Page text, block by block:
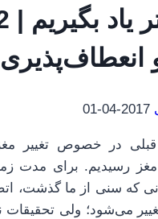
2017-04-01
در خصوص تغییر مغز
مغز رسیدیم. برای مدت
که سنی از ما گذشت،
می‌شود؛ ولی تحقیقات